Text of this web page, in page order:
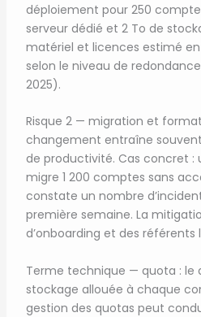
déploiement pour 250
serveur dédié et 2 To de
matériel et licences estimé
selon le niveau de
2025).
Risque 2 — migration et
changement entraîne
de productivité. Cas concret :
migre 1 200 comptes sans
constate un nombre
première semaine. La
d’onboarding et des référents
Terme technique — quota : le
stockage allouée à chaque
gestion des quotas peut